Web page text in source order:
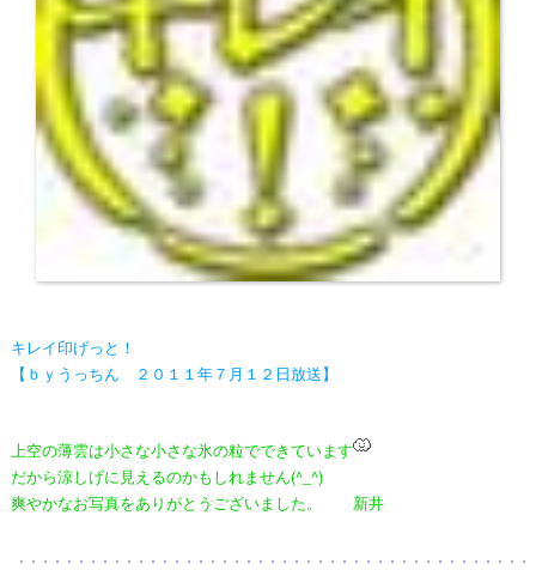
キレイ印げっと！
【ｂｙうっちん ２０１１年７月１２日放送】
上空の薄雲は小さな小さな氷の粒でできています
だから涼しげに見えるのかもしれません(^_^)
爽やかなお写真をありがとうございました。 新井